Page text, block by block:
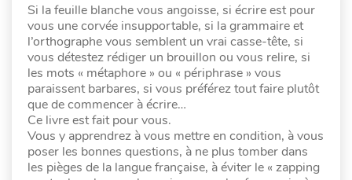
Si la feuille blanche vous angoisse, si écrire est pour
vous une corvée insupportable, si la grammaire et
l’orthographe vous semblent un vrai casse-tête, si
vous détestez rédiger un brouillon ou vous relire, si
les mots « métaphore » ou « périphrase » vous
paraissent barbares, si vous préférez tout faire plutôt
que de commencer à écrire…
Ce livre est fait pour vous.
Vous y apprendrez à vous mettre en condition, à vous
poser les bonnes questions, à ne plus tomber dans
les pièges de la langue française, à éviter le « zapping